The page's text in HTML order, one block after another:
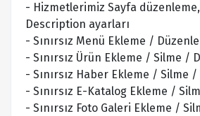
- Hizmetlerimiz Sayfa
Description ayarları
- Sınırsız Menü Ekleme /
- Sınırsız Ürün Ekleme / Silme /
- Sınırsız Haber Ekleme / Silme
- Sınırsız E-Katalog Ekleme /
- Sınırsız Foto Galeri Ekleme /